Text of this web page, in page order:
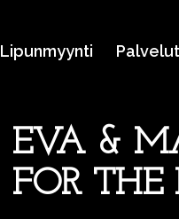
Lipunmyynti Palvelut
EVA &
FOR THE